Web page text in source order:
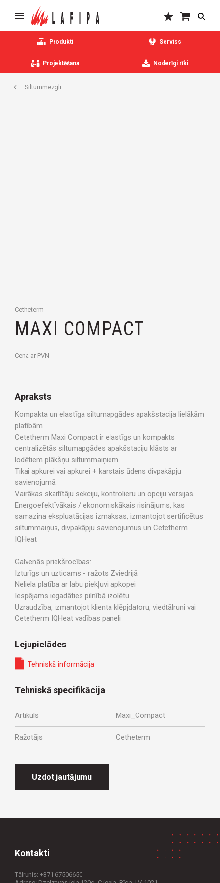
Produkti Serviss
Projektēšana Noderīgi rīki
Siltummezgli
Cetheterm
MAXI COMPACT
Cena ar PVN
Apraksts
Kompakta un elastīga siltumapgādes apakšstacija lielākām
platībām
Cetetherm Maxi Compact ir elastīgs un kompakts
centralizētās siltumapgādes apakšstaciju klāsts ar
lodētiem plākšņu siltummaiņiem.
Tikai apkurei vai apkurei + karstais ūdens divpakāpju
savienojumā.
Vairākas skaitītāju sekciju, kontrolieru un opciju versijas.
Energoefektīvākais / ekonomiskākais risinājums, kas
samazina ekspluatācijas izmaksas, izmantojot sertificētus
siltummaiņus, divpakāpju savienojumus un Cetetherm
IQHeat
Galvenās priekšrocības:
Izturīgs un uzticams - ražots Zviedrijā
Neliela platība ar labu piekļuvi apkopei
Iespējams iegadāties pilnībā izolētu
Uzraudzība, izmantojot klienta klēpjdatoru, viedtālruni vai
Cetetherm IQHeat vadības paneli
Lejupielādes
Tehniskā informācija
Tehniskā specifikācija
Artikuls Maxi_Compact
Ražotājs Cetheterm
Uzdot jautājumu
Kontakti
Tālrunis: +371 67506650